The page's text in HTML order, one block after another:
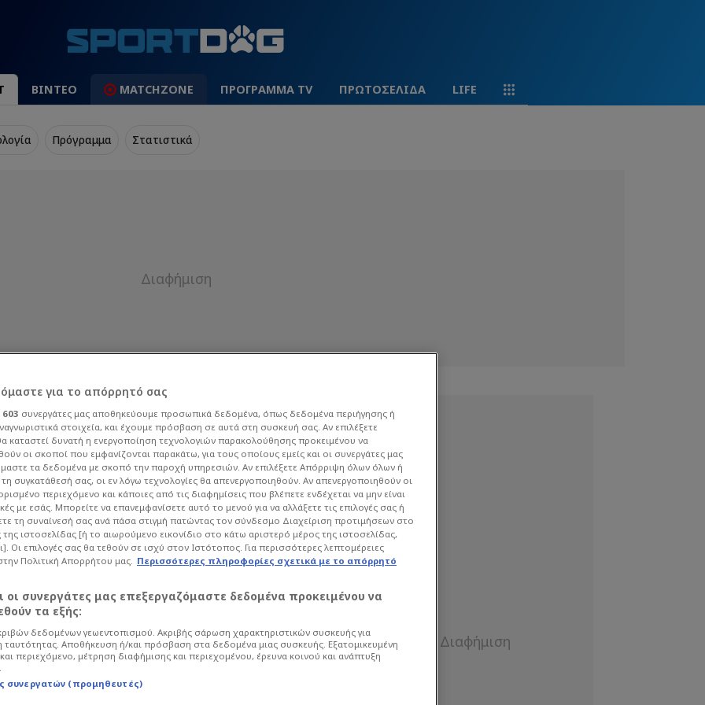
ΒΙΝΤΕΟ MATCHZONE ΠΡΟΓΡΑΜΜΑ TV ΠΡΩΤΟΣΕΛΙΔΑ LIFE
Πρόγραμμα Στατιστικά
στην
- Χρυσή
Μπάσκετ Basket League
για δύο πολύ σημαντικούς λόγους
Ελλάδα. Τα χρήματα που θα πάρει
για το απόρρητό σας
603 συνεργάτες μας αποθηκεύουμε προσωπικά δεδομένα, όπως δεδομένα περιήγησης ή
στοιχεία, και έχουμε πρόσβαση σε αυτά στη συσκευή σας. Αν επιλέξετε
καταστεί δυνατή η ενεργοποίηση τεχνολογιών παρακολούθησης προκειμένου να
οι σκοποί που εμφανίζονται παρακάτω, για τους οποίους εμείς και οι συνεργάτες μας
τα δεδομένα με σκοπό την παροχή υπηρεσιών. Αν επιλέξετε Απόρριψη όλων όλων ή
συγκατάθεσή σας, οι εν λόγω τεχνολογίες θα απενεργοποιηθούν. Αν απενεργοποιηθούν οι
περιεχόμενο και κάποιες από τις διαφημίσεις που βλέπετε ενδέχεται να μην είναι
με εσάς. Μπορείτε να επανεμφανίσετε αυτό το μενού για να αλλάξετε τις επιλογές σας ή
τη συναίνεσή σας ανά πάσα στιγμή πατώντας τον σύνδεσμο Διαχείριση προτιμήσεων στο
ιστοσελίδας [ή το αιωρούμενο εικονίδιο στο κάτω αριστερό μέρος της ιστοσελίδας,
Οι επιλογές σας θα τεθούν σε ισχύ στον Ιστότοπος. Για περισσότερες λεπτομέρειες
Πολιτική Απορρήτου μας. Περισσότερες πληροφορίες σχετικά με το απόρρητό
οι συνεργάτες μας επεξεργαζόμαστε δεδομένα προκειμένου να
τα εξής:
δεδομένων γεωεντοπισμού. Ακριβής σάρωση χαρακτηριστικών συσκευής για
ταυτότητας. Αποθήκευση ή/και πρόσβαση στα δεδομένα μιας συσκευής. Εξατομικευμένη
περιεχόμενο, μέτρηση διαφήμισης και περιεχομένου, έρευνα κοινού και ανάπτυξη
συνεργατών (προμηθευτές)